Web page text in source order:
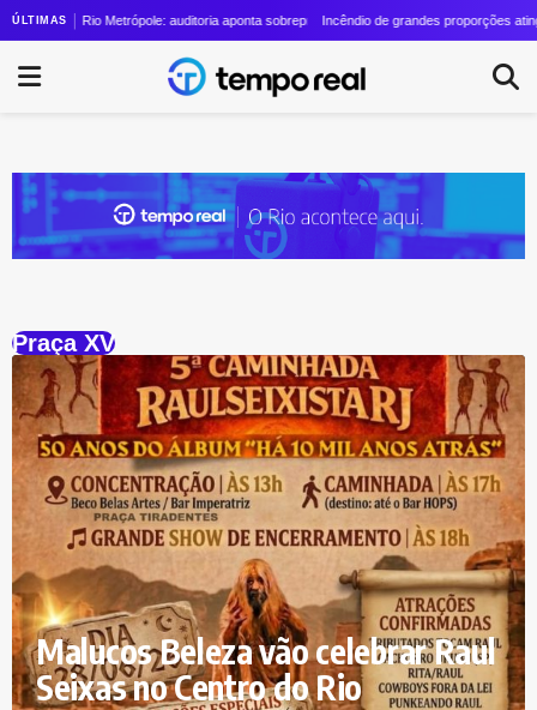
ÚLTIMAS
Vinícius Cozzolino cresce quase 24 vezes em quatro anos
Rio Metrópole: auditoria aponta sobrepreço de R$ 20 milhões em contrato de R$
Incêndio de grandes proporções atinge
Praça XV
Malucos Beleza vão celebrar Raul
Seixas no Centro do Rio